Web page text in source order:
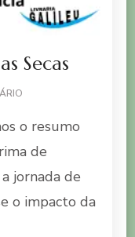
Secas
DO
VIDAS
SECAS
o resumo
de
jornada de
o impacto da